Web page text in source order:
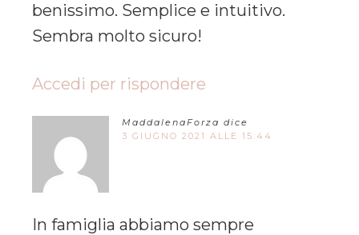
benissimo. Semplice e intuitivo.
Sembra molto sicuro!
Accedi per rispondere
MaddalenaForza dice
3 GIUGNO 2021 ALLE 15:44
In famiglia abbiamo sempre